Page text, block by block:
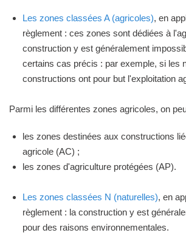
Les zones classées A (agricoles), en
règlement : ces zones sont dédiées à
construction y est généralement
certains cas précis : par exemple, si les
constructions ont pour but l'exploitation
Parmi les différentes zones agricoles, on
les zones destinées aux constructions
agricole (AC) ;
les zones d'agriculture protégées (AP).
Les zones classées N (naturelles), en
règlement : la construction y est
pour des raisons environnementales.